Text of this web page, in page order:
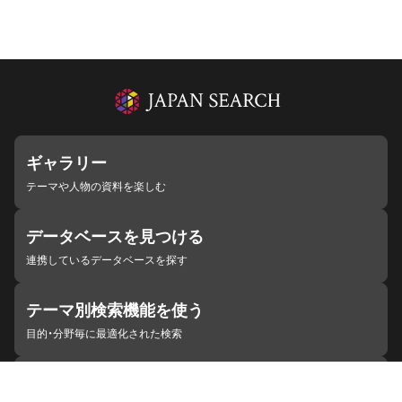
ギャラリー
テーマや人物の資料を楽しむ
データベースを見つける
連携しているデータベースを探す
テーマ別検索機能を使う
目的・分野毎に最適化された検索